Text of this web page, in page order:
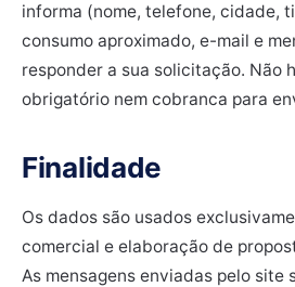
informa (nome, telefone, cidade,
consumo aproximado, e-mail e
responder a sua solicitação. Não
obrigatório nem cobranca para
Finalidade
Os dados são usados
comercial e elaboração de
As mensagens enviadas pelo site